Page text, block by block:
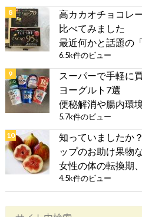
高カカオチョコレ
比べてみました
最近何かと話題の
6.5k件のビュー
スーパーで手軽に
ヨーグルト7選
便秘解消や腸内環
5.7k件のビュー
知っていましたか
ップのお助け果物
女性の体の転換期
4.5k件のビュー